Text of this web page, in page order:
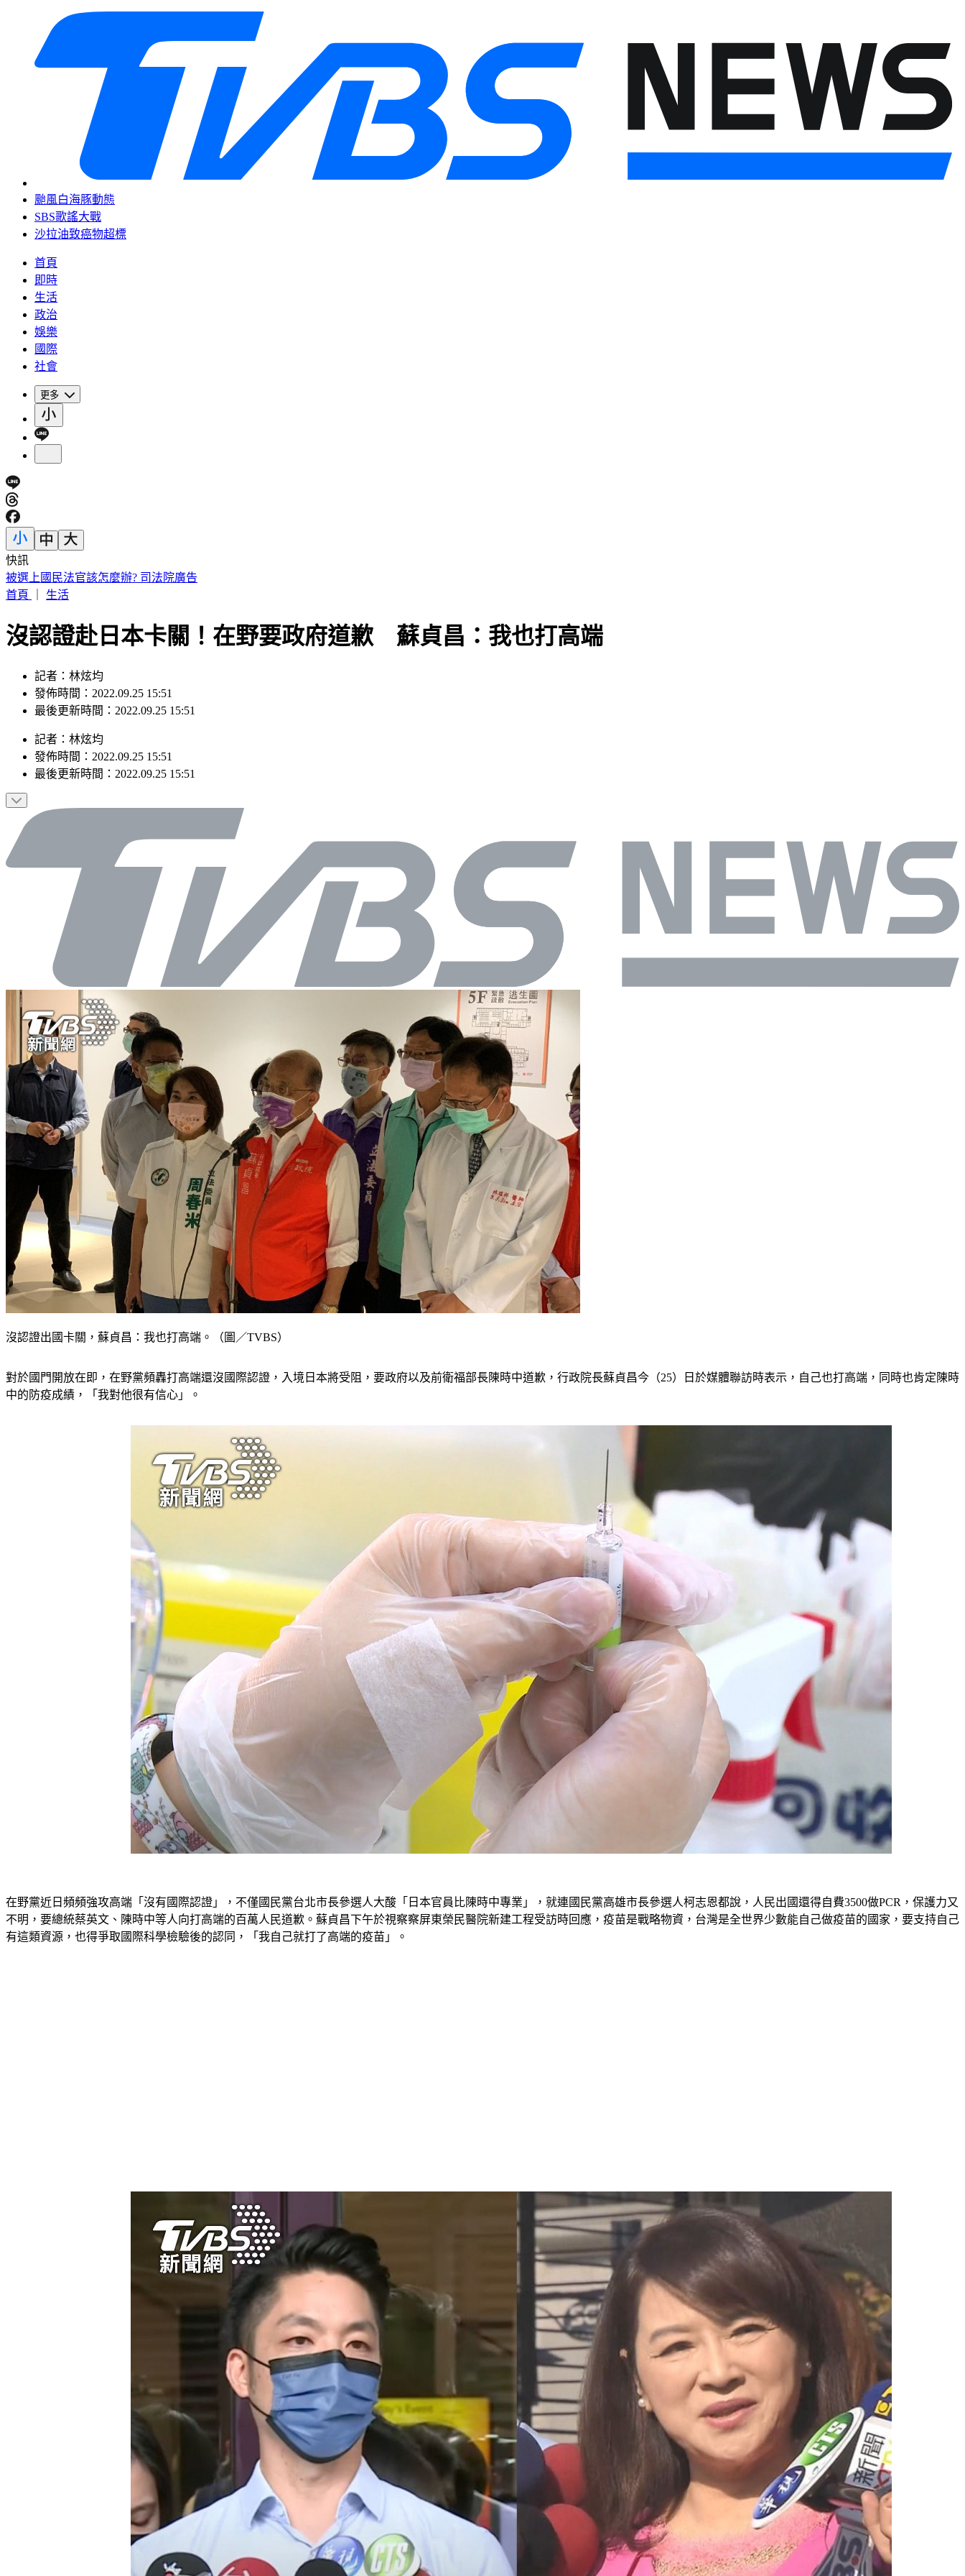
颱風白海豚動態
SBS歌謠大戰
沙拉油致癌物超標
首頁
即時
生活
政治
娛樂
國際
社會
更多
快訊
白海豚暴風圈極大又變慢！恐「掃過北部陸地」影響拉長
首頁
生活
沒認證赴日本卡關！在野要政府道歉 蘇貞昌：我也打高端
記者：林炫均
發佈時間：2022.09.25 15:51
最後更新時間：2022.09.25 15:51
記者 ： 林炫均
發佈時間： 2022.09.25 15:51
最後更新時間： 2022.09.25 15:51
沒認證出國卡關，蘇貞昌：我也打高端。（圖／TVBS）
對於國門開放在即，在野黨頻轟打高端還沒國際認證，入境日本將受阻，要政府以及前衛福部長陳時中道歉，行政院長蘇貞昌今（25）日於媒體聯訪時表示，自己也打高端，同時也肯定陳時
中的防疫成績，「我對他很有信心」。
在野黨近日頻頻強攻高端「沒有國際認證」，不僅國民黨台北市長參選人大酸「日本官員比陳時中專業」，就連國民黨高雄市長參選人柯志恩都說，人民出國還得自費3500做PCR，保護力又
不明，要總統蔡英文、陳時中等人向打高端的百萬人民道歉。蘇貞昌下午於視察察屏東榮民醫院新建工程受訪時回應，疫苗是戰略物資，台灣是全世界少數能自己做疫苗的國家，要支持自己
有這類資源，也得爭取國際科學檢驗後的認同，「我自己就打了高端的疫苗」。